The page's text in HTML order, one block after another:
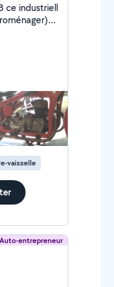
ce industriell
vaisselle
Auto-entrepreneur